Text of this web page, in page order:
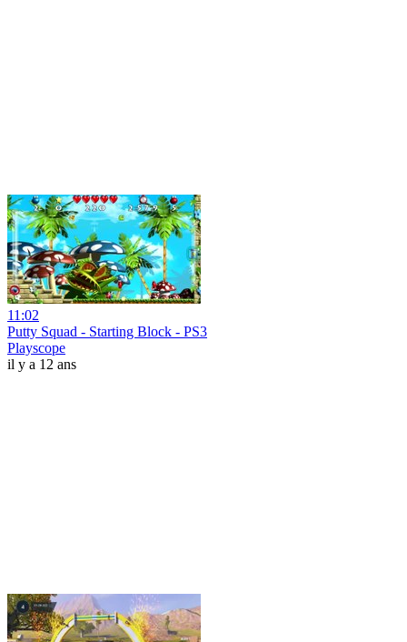
11:02
Putty Squad - Starting Block - PS3
Playscope
il y a 12 ans